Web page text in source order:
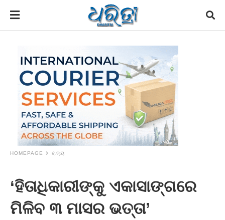
HOMEPAGE ରାଜ୍ୟ
‘ହିତାଧିକାରୀଙ୍କୁ ଏକାସାଙ୍ଗରେ
ମିଳିବ ୩ ମାସର ଭତ୍ତା’